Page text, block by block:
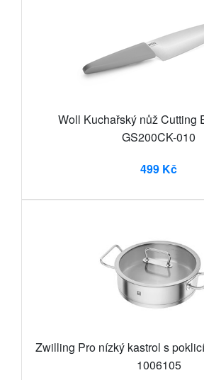
Woll Kuchařský nůž Cutting
GS200CK-010
499 Kč
Zwilling Pro nízký kastrol s
1006105